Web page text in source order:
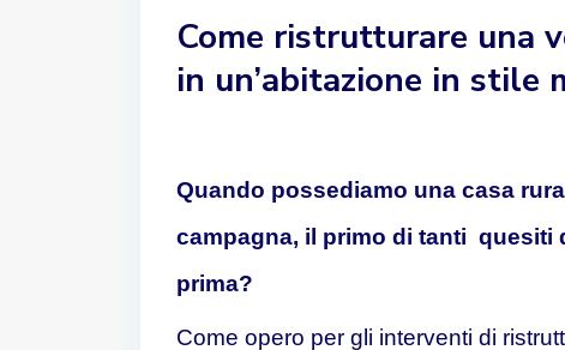
Come ristrutturare una
in un’abitazione in stile
Quando possediamo una casa
campagna, il primo di tanti quesiti
prima?
Come opero per gli interventi di